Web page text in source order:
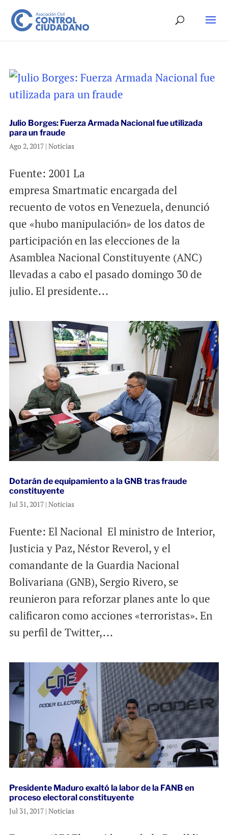
Julio Borges: Fuerza Armada Nacional fue utilizada
para un fraude
Ago 2, 2017| Noticias
Fuente: 2001 La
empresa Smartmatic encargada del
recuento de votos en Venezuela, denunció
que «hubo manipulación» de los datos de
participación en las elecciones de la
Asamblea Nacional Constituyente (ANC)
llevadas a cabo el pasado domingo 30 de
julio. El presidente...
Dotarán de equipamiento a la GNB tras fraude
constituyente
Jul 31, 2017| Noticias
Fuente: El Nacional El ministro de Interior,
Justicia y Paz, Néstor Reverol, y el
comandante de la Guardia Nacional
Bolivariana (GNB), Sergio Rivero, se
reunieron para reforzar planes ante lo que
calificaron como acciones «terroristas». En
su perfil de Twitter,...
Presidente Maduro exaltó la labor de la FANB en
proceso electoral constituyente
Jul 31, 2017| Noticias